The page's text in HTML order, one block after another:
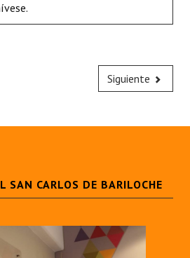
Siguiente
SAN CARLOS DE BARILOCHE